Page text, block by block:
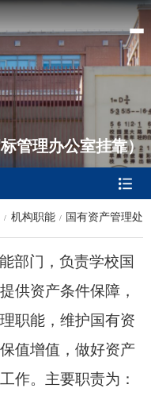
管理办公室挂靠）
机构职能 国有资产管理处
部门 ， 负责学校国
供资产条件保障 ，
职能，维护国有资
值增值，做好资产
工作。 主要职责为：